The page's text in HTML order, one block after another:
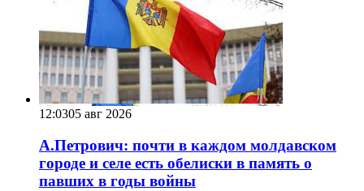
12:0305 авг 2026
А.Петрович: почти в каждом молдавском
городе и селе есть обелиски в память о
павших в годы войны